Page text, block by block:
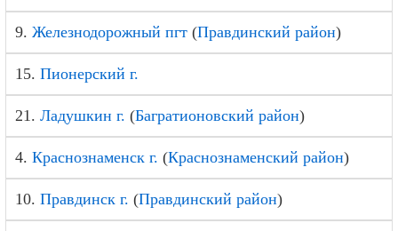
9. Железнодорожный пгт (Правдинский район)
15. Пионерский г.
21. Ладушкин г. (Багратионовский район)
4. Краснознаменск г. (Краснознаменский район)
10. Правдинск г. (Правдинский район)